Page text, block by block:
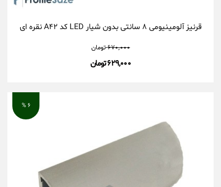
قرنیز آلومینیومی ۸ سانتی بدون شیار LED کد A۴۲ نقره ای
۶۷۰,۰۰۰ تومان
۶۲۹,۰۰۰ تومان
۶ %